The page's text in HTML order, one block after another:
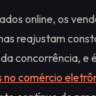
online, os
reajustam
concorrência, e
comércio